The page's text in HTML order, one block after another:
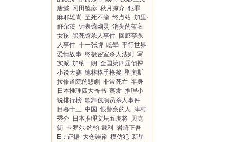
唐懿 冈田鯱彦 秋月凉介 犯罪
麻耶雄嵩 至死不渝 终点站 加里·
舒尔茨 钟表馆幽灵 消失的蓝衣
女孩 黑死馆杀人事件 回廊亭杀
人事件 十一张牌 眩晕 平行世界·
爱情故事 终极密室杀人法则
写
实派 加纳一朗 全国第四届侦探
小说大赛 德林格手枪奖 聖奧斯
拉修道院的悲劇 非常死亡 半身
日本推理四大奇书 蒸发 推理小
说排行榜 歌舞伎演员杀人事件
目暮十三 中国 恨警察的人 津村
秀介 日本推理文坛五虎将 贝克
街 卡罗尔·约翰·戴利
岩崎正吾
E：证据 大仓崇裕 模仿犯 新星